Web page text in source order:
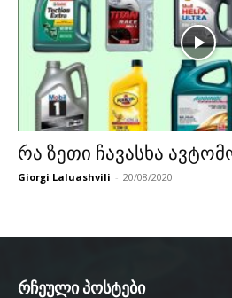
რა ზეთი ჩავასხა
Giorgi Laluashvili - 20/08/2020
რჩეული პოსტები